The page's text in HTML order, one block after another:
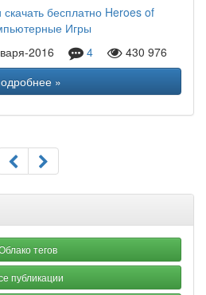
бесплатно Heroes of
Игры
2016
4
430 976
»
тегов
публикации